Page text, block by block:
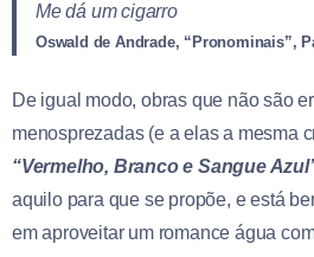
Me dá um cigarro
Oswald de Andrade, “Pronominais”,
De igual modo, obras que não são
menosprezadas (e a elas a mesma
“Vermelho, Branco e Sangue
aquilo para que se propõe, e está
em aproveitar um romance água